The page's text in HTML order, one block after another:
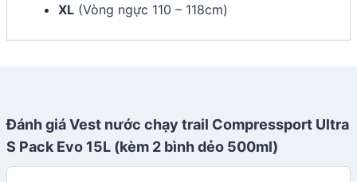
XL (Vòng ngực 110 – 118cm)
Đánh giá Vest nước chạy trail Compressport Ultra
S Pack Evo 15L (kèm 2 bình dẻo 500ml)